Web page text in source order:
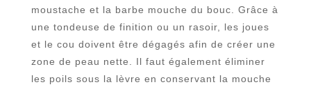
moustache et la barbe mouche du bouc. Grâce à
une tondeuse de finition ou un rasoir, les joues
et le cou doivent être dégagés afin de créer une
zone de peau nette. Il faut également éliminer
les poils sous la lèvre en conservant la mouche